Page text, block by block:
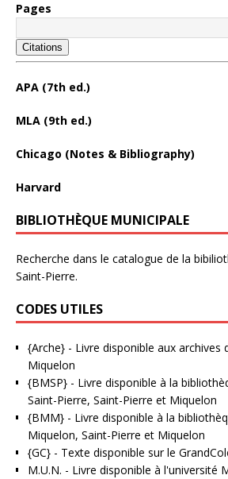
Pages
Citations
APA (7th ed.)
MLA (9th ed.)
Chicago (Notes & Bibliography)
Harvard
BIBLIOTHÈQUE MUNICIPALE
Recherche dans le catalogue de la
Saint-Pierre.
CODES UTILES
{Arche} - Livre disponible aux archives
Miquelon
{BMSP} - Livre disponible à la
Saint-Pierre, Saint-Pierre et Miquelon
{BMM} - Livre disponible à la
Miquelon, Saint-Pierre et Miquelon
{GC} - Texte disponible sur le
M.U.N. - Livre disponible à l'université